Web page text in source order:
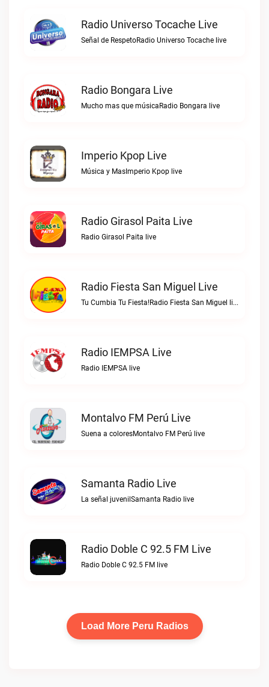
Radio Universo Tocache Live
Señal de RespetoRadio Universo Tocache live
Radio Bongara Live
Mucho mas que músicaRadio Bongara live
Imperio Kpop Live
Música y MasImperio Kpop live
Radio Girasol Paita Live
Radio Girasol Paita live
Radio Fiesta San Miguel Live
Tu Cumbia Tu Fiesta!Radio Fiesta San Miguel live
Radio IEMPSA Live
Radio IEMPSA live
Montalvo FM Perú Live
Suena a coloresMontalvo FM Perú live
Samanta Radio Live
La señal juvenilSamanta Radio live
Radio Doble C 92.5 FM Live
Radio Doble C 92.5 FM live
Load More Peru Radios